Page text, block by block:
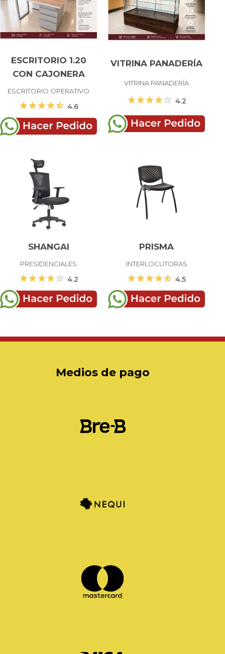
ESCRITORIO 1.20
CON CAJONERA
ESCRITORIO OPERATIVO
starstarstarstarstar_half 4.6
VITRINA PANADERÍA
VITRINA PANADERÍA
starstarstarstarstar 4.2
SHANGAI
PRESIDENCIALES
starstarstarstarstar 4.2
PRISMA
INTERLOCUTORAS
starstarstarstarstar_half 4.5
Medios de pago